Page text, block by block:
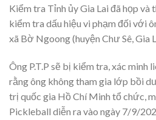
Kiểm tra Tỉnh ủy Gia Lai đã họp và
kiểm tra dấu hiệu vi phạm đối với
xã Bờ Ngoong (huyện Chư Sê, Gia
Ông P.T.P sẽ bị kiểm tra, xác minh
rằng ông không tham gia lớp bồi
trị quốc gia Hồ Chí Minh tổ chức,
Pickleball diễn ra vào ngày 7/9/